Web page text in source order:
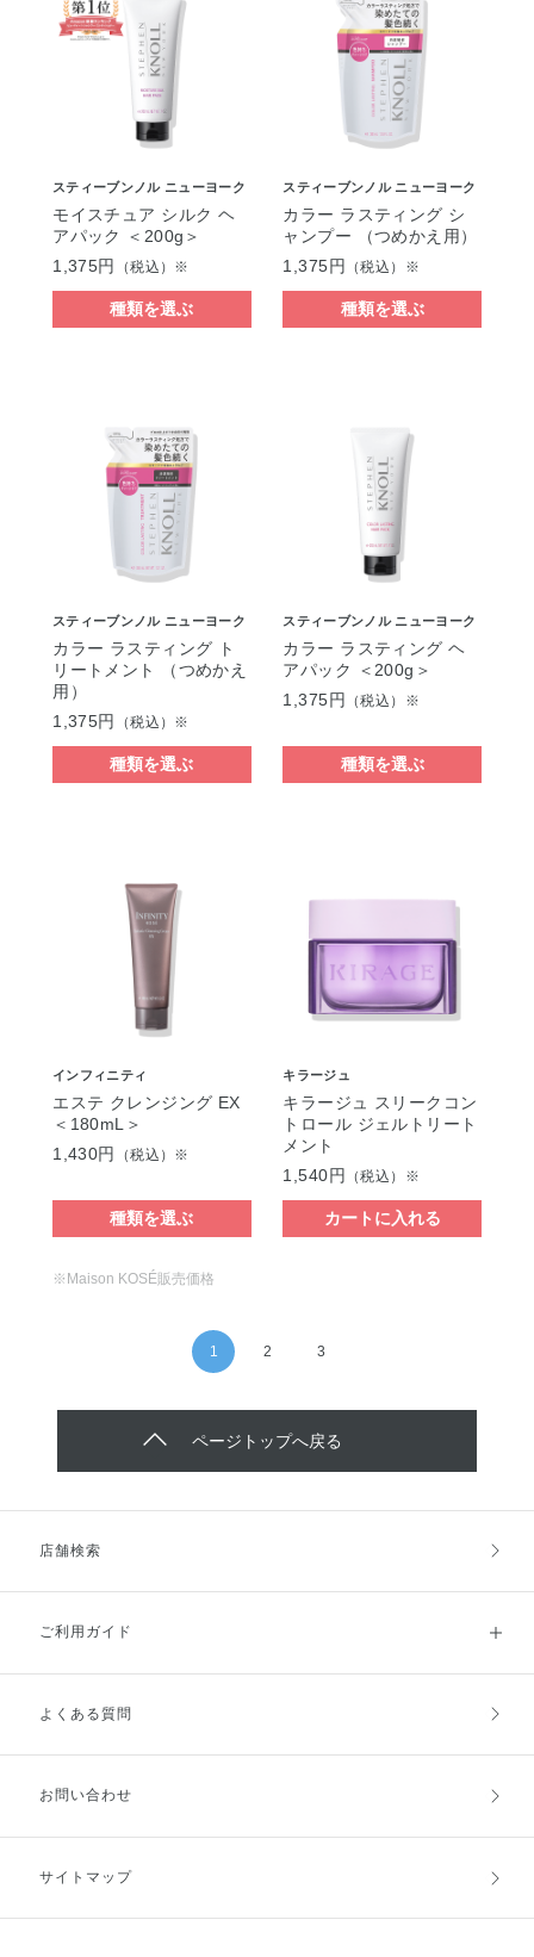
スティーブンノル ニューヨーク
モイスチュア シルク ヘ
アパック ＜200g＞
1,375円
（税込）※
種類を選ぶ
スティーブンノル ニューヨーク
カラー ラスティング シ
ャンプー （つめかえ用）
1,375円
（税込）※
種類を選ぶ
スティーブンノル ニューヨーク
カラー ラスティング ト
リートメント （つめかえ
用）
1,375円
（税込）※
種類を選ぶ
スティーブンノル ニューヨーク
カラー ラスティング ヘ
アパック ＜200g＞
1,375円
（税込）※
種類を選ぶ
インフィニティ
エステ クレンジング EX
＜180mL＞
1,430円
（税込）※
種類を選ぶ
キラージュ
キラージュ スリークコン
トロール ジェルトリート
メント
1,540円
（税込）※
カートに入れる
※Maison KOSÉ販売価格
1 2 3
ページトップへ戻る
店舗検索
ご利用ガイド
ご利用ガイドトップ
お支払方法
キャンセル・返品・交換
よくある質問
お問い合わせ
サイトマップ